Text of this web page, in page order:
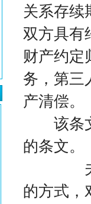
关系存续
双方具有
财产约定
务，第三
产清偿。
该条文
的条文。
夫妻约
的方式，